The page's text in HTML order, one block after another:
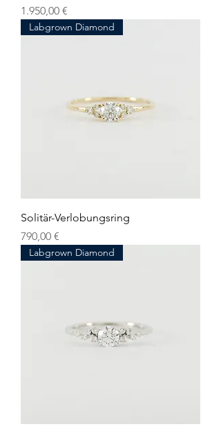
Preis
1.950,00 €
Labgrown Diamond
Solitär-Verlobungsring
Preis
790,00 €
Labgrown Diamond